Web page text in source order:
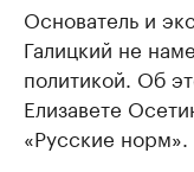
Основатель и
Галицкий не
политикой. Об
Елизавете
«Русские норм».